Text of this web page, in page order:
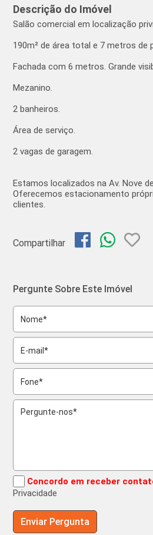
Descrição do Imóvel
Salão comercial em localização
190m² de área total e 7 metros de
Fachada com 6 metros. Grande
Mezanino.
2 banheiros.
Área de serviço.
2 vagas de garagem.
Estamos localizados na Av. Nove
Oferecemos estacionamento
clientes.
Compartilhar
Pergunte Sobre Este Imóvel
Concordo em receber
Privacidade